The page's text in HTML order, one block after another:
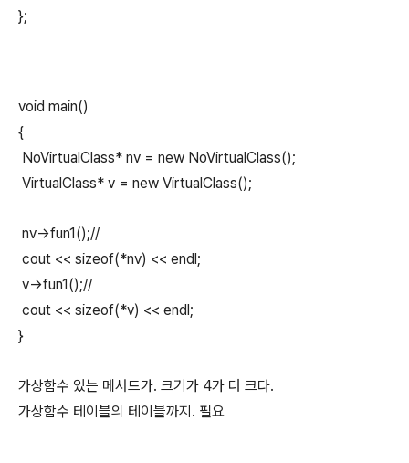
};
void main()
{
NoVirtualClass* nv = new NoVirtualClass();
VirtualClass* v = new VirtualClass();
nv->fun1();//
cout << sizeof(*nv) << endl;
v->fun1();//
cout << sizeof(*v) << endl;
}
가상함수 있는 메서드가. 크기가 4가 더 크다.
가상함수 테이블의 테이블까지. 필요